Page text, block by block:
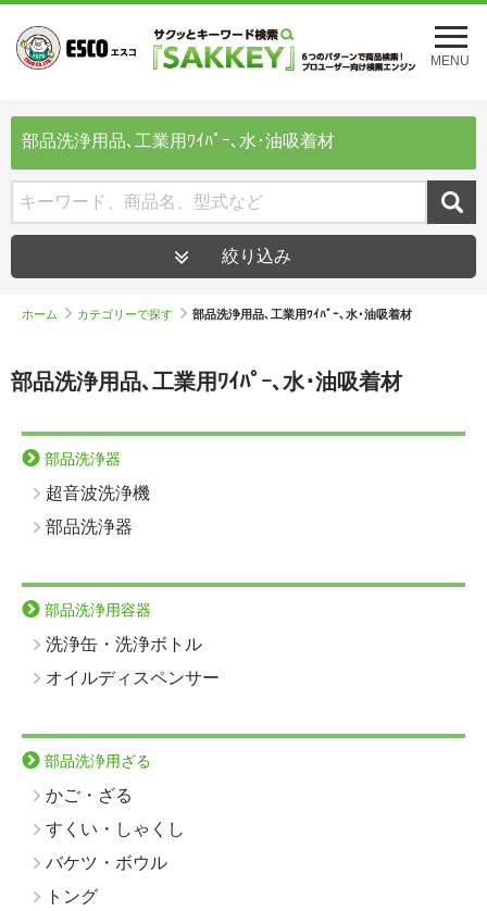
メ
ニ
ュ
を
MENU
部品洗浄用品､工業用ﾜｲﾊﾟｰ､水･油吸着材
絞り込み
ホーム カテゴリーで探す 部品洗浄用品､工業用ﾜｲﾊﾟｰ､水･油吸着材
部品洗浄用品､工業用ﾜｲﾊﾟｰ､水･油吸着材
部品洗浄器
超音波洗浄機
部品洗浄器
部品洗浄用容器
洗浄缶・洗浄ボトル
オイルディスペンサー
部品洗浄用ざる
かご・ざる
すくい・しゃくし
バケツ・ボウル
トング